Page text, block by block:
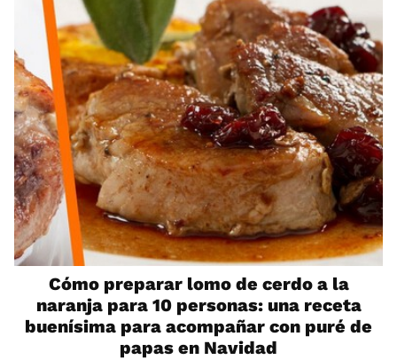
Cómo preparar lomo de cerdo a la
naranja para 10 personas: una receta
buenísima para acompañar con puré de
papas en Navidad